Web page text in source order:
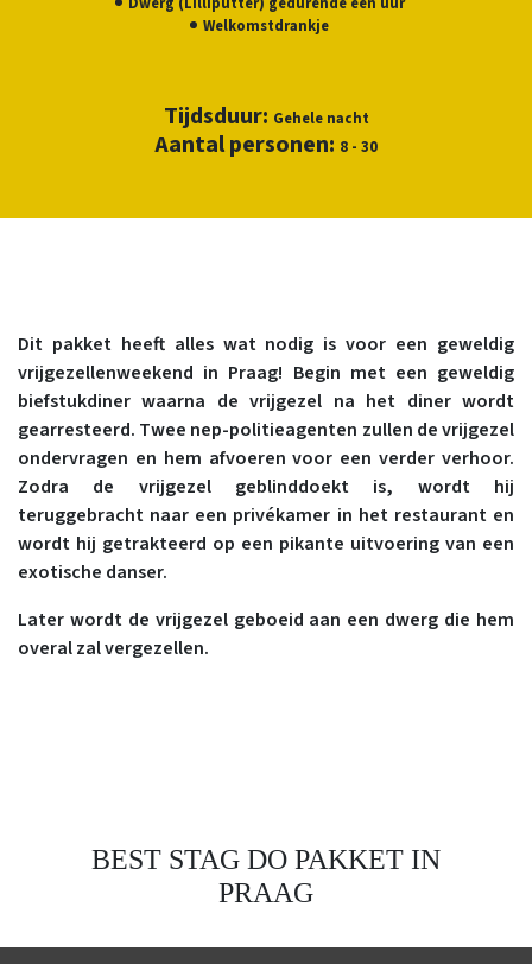
Welkomstdrankje
Tijdsduur: Gehele nacht
Aantal personen: 8 - 30
Dit pakket heeft alles wat nodig is voor een geweldig
vrijgezellenweekend in Praag! Begin met een geweldig
biefstukdiner waarna de vrijgezel na het diner wordt
gearresteerd. Twee nep-politieagenten zullen de vrijgezel
ondervragen en hem afvoeren voor een verder verhoor.
Zodra de vrijgezel geblinddoekt is, wordt hij
teruggebracht naar een privékamer in het restaurant en
wordt hij getrakteerd op een pikante uitvoering van een
exotische danser.
Later wordt de vrijgezel geboeid aan een dwerg die hem
overal zal vergezellen.
BEST STAG DO PAKKET IN
PRAAG